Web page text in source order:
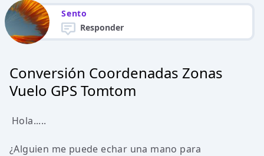
Sento
Responder
Conversión Coordenadas Zonas
Vuelo GPS Tomtom
Hola.....
¿Alguien me puede echar una mano para